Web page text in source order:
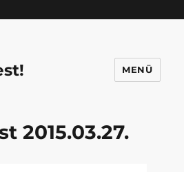
MENÜ
2015.03.27.